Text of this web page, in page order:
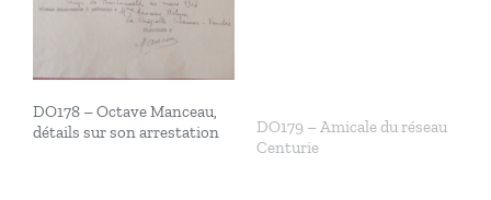
DO178 – Octave Manceau,
détails sur son arrestation
DO179 – Amicale du réseau
Centurie